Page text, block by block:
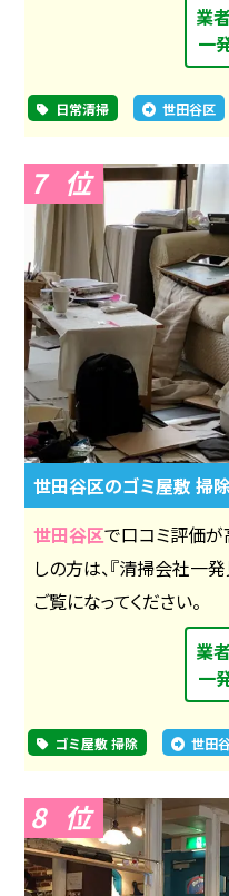
業
一
日常清掃 世田谷区
7
世田谷区のゴミ屋敷
世田谷区で口コミ評価が
しの方は、『清掃会社一
ご覧になってください。
業
一
ゴミ屋敷 掃除 世田
8